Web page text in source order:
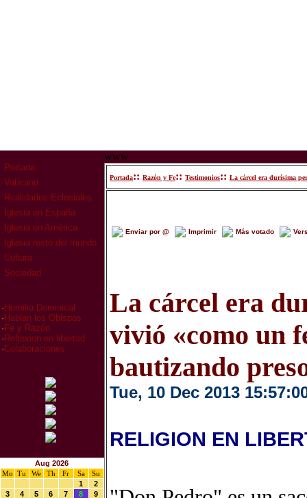
Portada
Vaticano
Realidades Eclesiales
Iglesia en España
Iglesia en América
Iglesia resto del mundo
Cultura
Sociedad
· Homilia Dominical
· Hablan los Obispos
· Fe y Razón
· Reflexion en libertad
·Colaboraciones
Aug 2026
Mo
Tu We Th Fr Sa
Su
1
2
3
4 5 6 7 8
9
www
Portada:: Razón y Fe:: Testimonios:: La cárcel era durísima
Enviar por @ Imprimir Más votado
La cárcel era
vivió «como un
bautizando
Tue, 10 Dec 2013
RELIGION EN